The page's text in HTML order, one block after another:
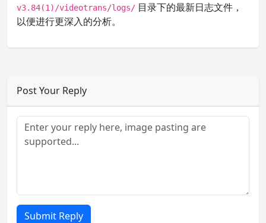
v3.84(1)/videotrans/logs/ 目录下的最新日志文件，
以便进行更深入的分析。
Post Your Reply
Submit Reply